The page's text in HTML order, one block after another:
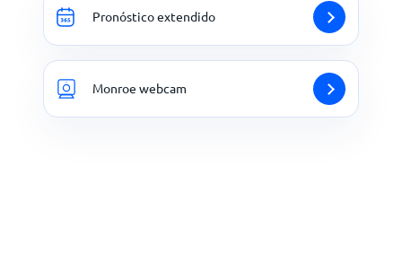
Pronóstico extendido
Monroe webcam